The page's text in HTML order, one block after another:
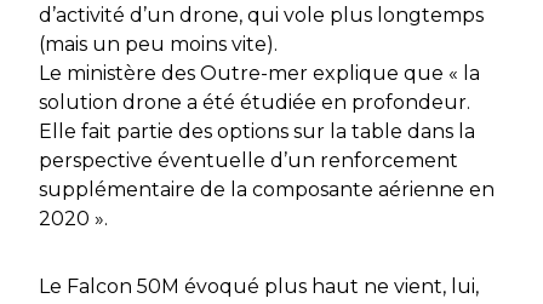
d’activité d’un drone, qui vole plus longtemps
(mais un peu moins vite).
Le ministère des Outre-mer explique que « la
solution drone a été étudiée en profondeur.
Elle fait partie des options sur la table dans la
perspective éventuelle d’un renforcement
supplémentaire de la composante aérienne en
2020 ».
Le Falcon 50M évoqué plus haut ne vient, lui,